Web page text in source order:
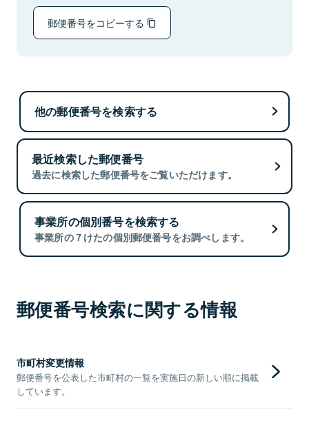
郵便番号をコピーする
他の郵便番号を検索する
最近検索した郵便番号
過去に検索した郵便番号をご覧いただけます。
事業所の個別番号を検索する
事業所の７けたの個別郵便番号をお調べします。
郵便番号検索に関する情報
市町村変更情報
郵便番号を公表した市町村の一覧を実施日の新しい順に掲載
しています。